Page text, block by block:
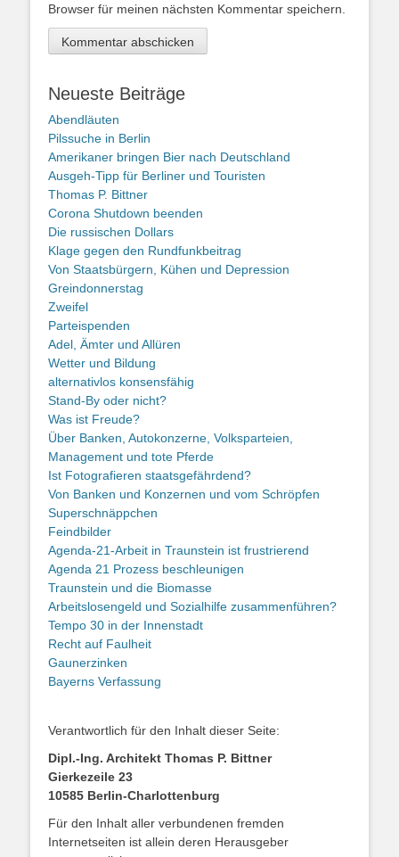
Browser für meinen nächsten Kommentar speichern.
Neueste Beiträge
Abendläuten
Pilssuche in Berlin
Amerikaner bringen Bier nach Deutschland
Ausgeh-Tipp für Berliner und Touristen
Thomas P. Bittner
Corona Shutdown beenden
Die russischen Dollars
Klage gegen den Rundfunkbeitrag
Von Staatsbürgern, Kühen und Depression
Greindonnerstag
Zweifel
Parteispenden
Adel, Ämter und Allüren
Wetter und Bildung
alternativlos konsensfähig
Stand-By oder nicht?
Was ist Freude?
Über Banken, Autokonzerne, Volksparteien,
Management und tote Pferde
Ist Fotografieren staatsgefährdend?
Von Banken und Konzernen und vom Schröpfen
Superschnäppchen
Feindbilder
Agenda-21-Arbeit in Traunstein ist frustrierend
Agenda 21 Prozess beschleunigen
Traunstein und die Biomasse
Arbeitslosengeld und Sozialhilfe zusammenführen?
Tempo 30 in der Innenstadt
Recht auf Faulheit
Gaunerzinken
Bayerns Verfassung
Verantwortlich für den Inhalt dieser Seite:
Dipl.-Ing. Architekt Thomas P. Bittner
Gierkezeile 23
10585 Berlin-Charlottenburg
Für den Inhalt aller verbundenen fremden
Internetseiten ist allein deren Herausgeber